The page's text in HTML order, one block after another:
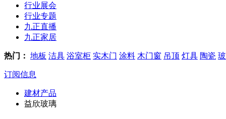
行业展会
行业专题
九正直播
九正家居
热门： 地板 洁具 浴室柜 实木门 涂料 木门窗 吊顶 灯具 陶瓷
订阅信息
建材产品
益欣玻璃